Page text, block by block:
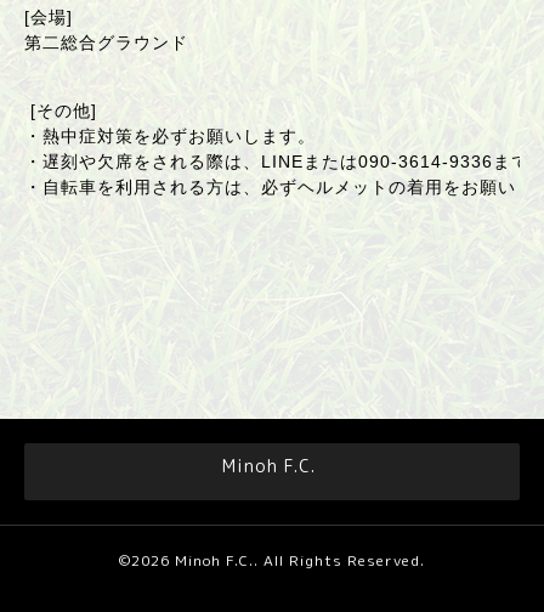
[会場]
第二総合グラウンド
[その他]
・熱中症対策を必ずお願いします。
・遅刻や欠席をされる際は、LINEまたは090-3614-9336 まで
・自転車を利用される方は、必ずヘルメットの着用をお願いし
Minoh F.C.
©2026 Minoh F.C.. All Rights Reserved.